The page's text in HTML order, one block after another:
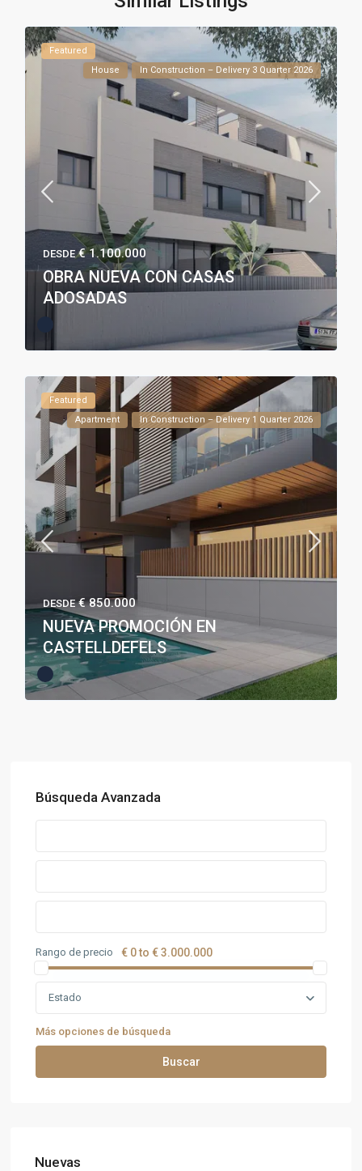
Featured
House
In Construction – Delivery 3 Quarter 2026
DESDE€ 1.100.000
OBRA NUEVA CON CASAS
ADOSADAS
Featured
Apartment
In Construction – Delivery 1 Quarter 2026
DESDE€ 850.000
NUEVA PROMOCIÓN EN
CASTELLDEFELS
Búsqueda Avanzada
Rango de precio € 0 to € 3.000.000
Estado
Más opciones de búsqueda
Buscar
Nuevas